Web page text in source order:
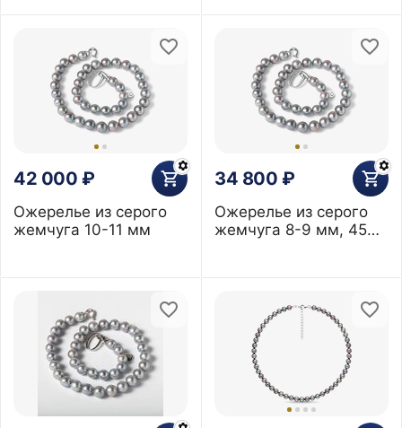
42 000 ₽
Ожерелье из серого
жемчуга 10-11 мм
34 800 ₽
Ожерелье из серого
жемчуга 8-9 мм, 45